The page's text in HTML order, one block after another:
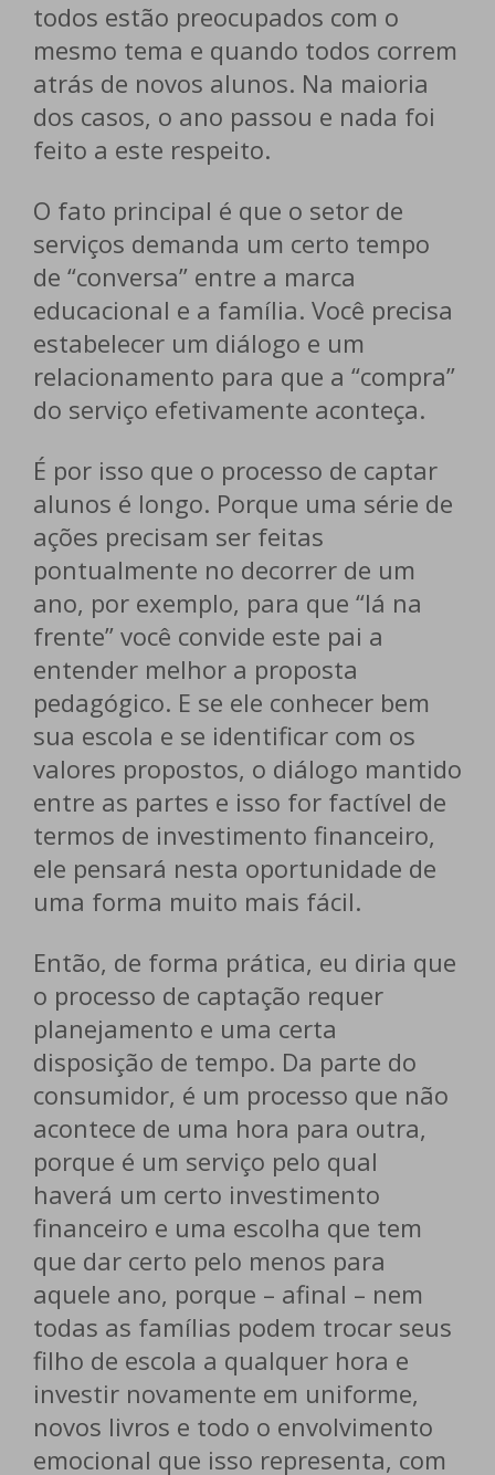
todos estão preocupados com o
mesmo tema e quando todos correm
atrás de novos alunos. Na maioria
dos casos, o ano passou e nada foi
feito a este respeito.
O fato principal é que o setor de
serviços demanda um certo tempo
de “conversa” entre a marca
educacional e a família. Você precisa
estabelecer um diálogo e um
relacionamento para que a “compra”
do serviço efetivamente aconteça.
É por isso que o processo de captar
alunos é longo. Porque uma série de
ações precisam ser feitas
pontualmente no decorrer de um
ano, por exemplo, para que “lá na
frente” você convide este pai a
entender melhor a proposta
pedagógico. E se ele conhecer bem
sua escola e se identificar com os
valores propostos, o diálogo mantido
entre as partes e isso for factível de
termos de investimento financeiro,
ele pensará nesta oportunidade de
uma forma muito mais fácil.
Então, de forma prática, eu diria que
o processo de captação requer
planejamento e uma certa
disposição de tempo. Da parte do
consumidor, é um processo que não
acontece de uma hora para outra,
porque é um serviço pelo qual
haverá um certo investimento
financeiro e uma escolha que tem
que dar certo pelo menos para
aquele ano, porque – afinal – nem
todas as famílias podem trocar seus
filho de escola a qualquer hora e
investir novamente em uniforme,
novos livros e todo o envolvimento
emocional que isso representa, com